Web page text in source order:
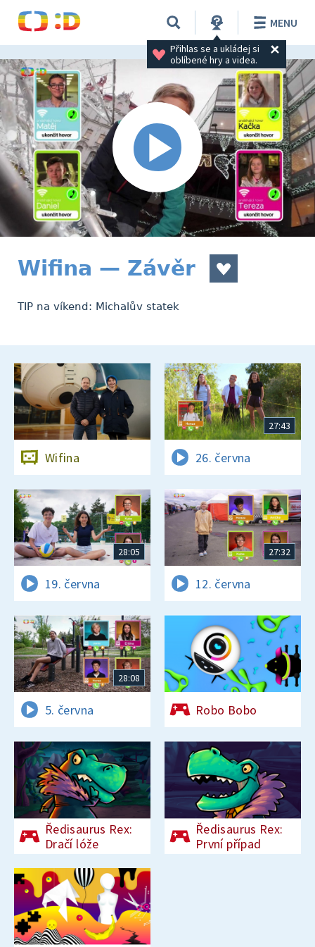
Přihlas se a ukládej si
oblíbené hry a videa.
MENU
Wifina — Závěr
TIP na víkend: Michalův statek
Wifina
27:43
26. června
28:05
19. června
27:32
12. června
28:08
5. června Robo Bobo
Ředisaurus Rex:
Dračí lóže
Ředisaurus Rex:
První případ